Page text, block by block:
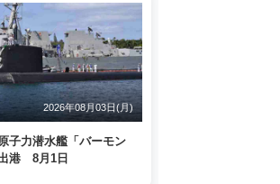
2026年08月03日(月)
子力潜水艦「バーモン
港 8月1日